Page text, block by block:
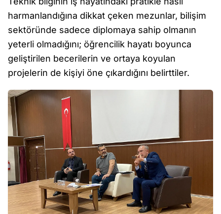
harmanlandığına dikkat çeken mezunlar, bilişim
sektöründe sadece diplomaya sahip olmanın
yeterli olmadığını; öğrencilik hayatı boyunca
geliştirilen becerilerin ve ortaya koyulan
projelerin de kişiyi öne çıkardığını belirttiler.